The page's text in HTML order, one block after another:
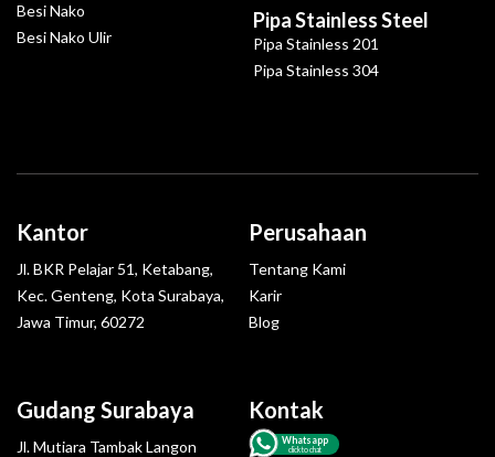
Besi Nako
Besi Nako Ulir
Pipa Stainless Steel
Pipa Stainless 201
Pipa Stainless 304
Gudang Surabaya
Jl. Mutiara Tambak Langon
Kantor
Jl. BKR Pelajar 51, Ketabang,
Kec. Genteng, Kota Surabaya,
Jawa Timur, 60272
Kontak
Whatsapp
click to chat
Perusahaan
Tentang Kami
Karir
Blog